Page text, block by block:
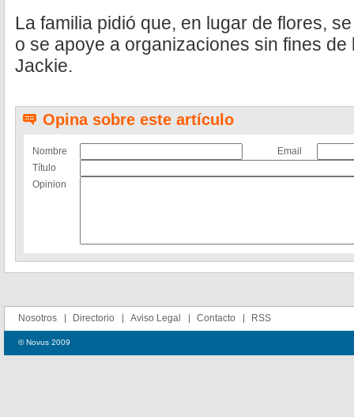
La familia pidió que, en lugar de flores,
o se apoye a organizaciones sin fines
Jackie.
Opina sobre este artículo
Nombre
Email
Título
Opinion
Nosotros Directorio Aviso Legal Contacto RSS
© Novus 2009